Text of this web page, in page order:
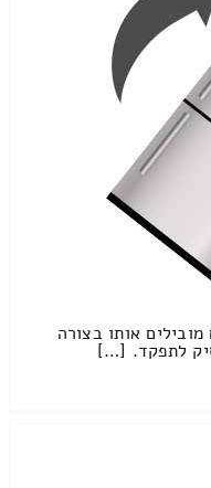
אותו בצורה
לתפקד. […]